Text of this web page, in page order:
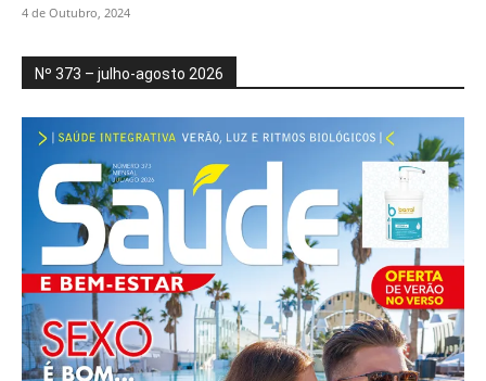
4 de Outubro, 2024
Nº 373 – julho-agosto 2026